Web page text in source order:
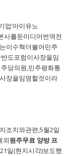
업‘아이유노
사를둔미디어번역전
이수혁더불어민주
도포럼이사장을임
당의원,민주평화통
장을임명할것이라
조치와관련,5월2일
외원주무료 양방 프
일(현지시각)보도했